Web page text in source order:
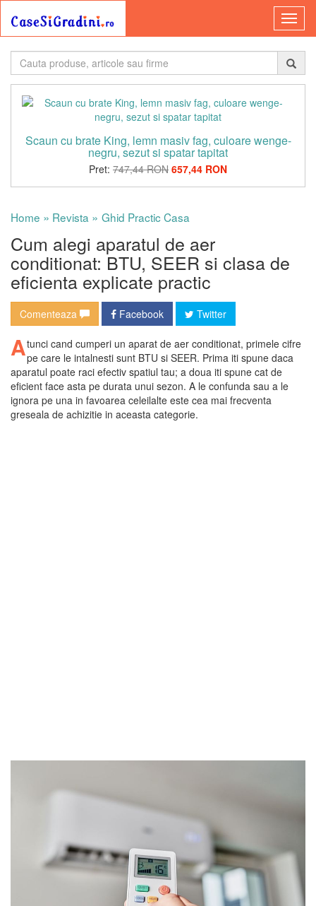
Scaun cu brate King, lemn masiv fag, culoare wenge-
negru, sezut si spatar tapitat
Pret: 747,44 RON 657,44 RON
Home » Revista » Ghid Practic Casa
Cum alegi aparatul de aer
conditionat: BTU, SEER si clasa de
eficienta explicate practic
Comenteaza Facebook Twitter
Atunci cand cumperi un aparat de aer conditionat, primele cifre
pe care le intalnesti sunt BTU si SEER. Prima iti spune daca
aparatul poate raci efectiv spatiul tau; a doua iti spune cat de
eficient face asta pe durata unui sezon. A le confunda sau a le
ignora pe una in favoarea celeilalte este cea mai frecventa
greseala de achizitie in aceasta categorie.